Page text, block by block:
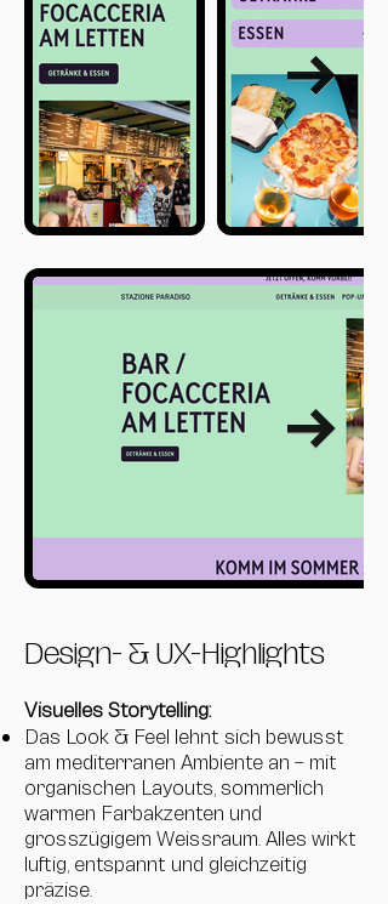
Design- & UX-Highlights
Visuelles Storytelling:
Das Look & Feel lehnt sich bewusst
am mediterranen Ambiente an – mit
organischen Layouts, sommerlich
warmen Farbakzenten und
grosszügigem Weissraum. Alles wirkt
luftig, entspannt und gleichzeitig
präzise.